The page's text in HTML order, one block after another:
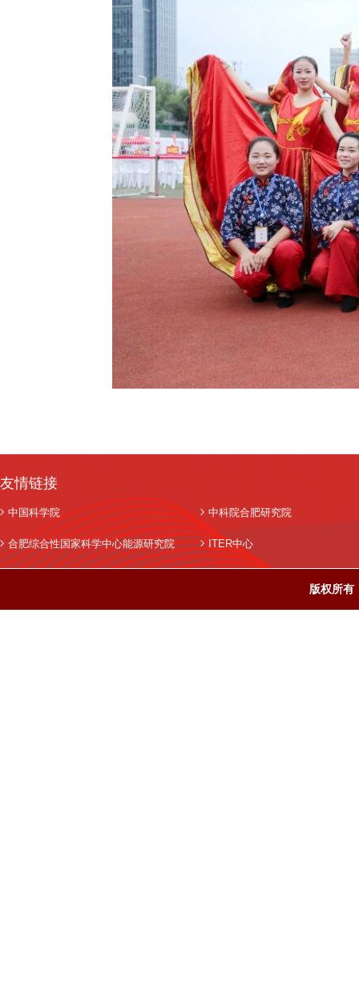
友情链接
中国科学院 中科院合肥研究院
合肥综合性国家科学中心能源研究院 ITER中心
版权所有